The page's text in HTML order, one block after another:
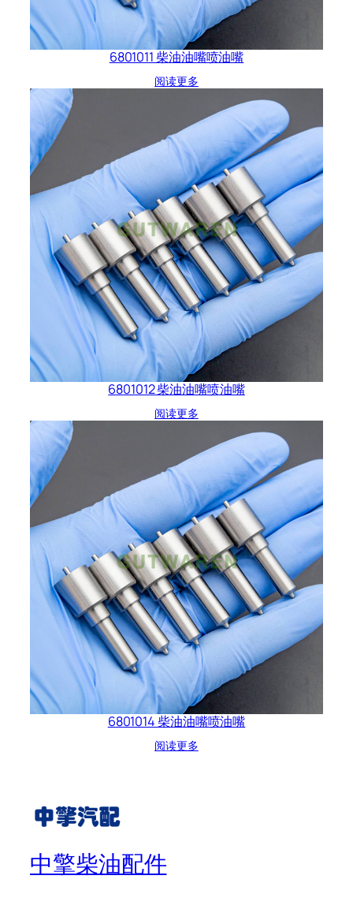
6801011 柴油油嘴喷油嘴
阅读更多
6801012 柴油油嘴喷油嘴
阅读更多
6801014 柴油油嘴喷油嘴
阅读更多
中擎柴油配件